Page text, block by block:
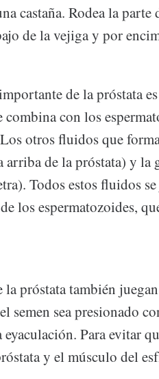
castaña. Rodea la
de la vejiga y por
de la próstata
combina con los
otros fluidos que
arriba de la próstata) y
Todos estos fluidos
los espermatozoides,
la próstata también
semen sea presionado
Para evitar
y el músculo del